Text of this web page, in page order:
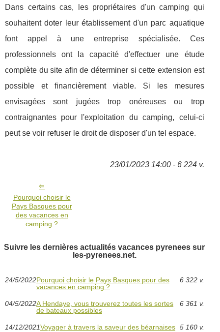
Dans certains cas, les propriétaires d'un camping qui
souhaitent doter leur établissement d'un parc aquatique
font appel à une entreprise spécialisée. Ces
professionnels ont la capacité d'effectuer une étude
complète du site afin de déterminer si cette extension est
possible et financièrement viable. Si les mesures
envisagées sont jugées trop onéreuses ou trop
contraignantes pour l'exploitation du camping, celui-ci
peut se voir refuser le droit de disposer d'un tel espace.
23/01/2023 14:00 - 6 224 v.
Pourquoi choisir le
Pays Basques pour
des vacances en
camping ?
Suivre les dernières actualités vacances pyrenees sur
les-pyrenees.net.
24/5/2022Pourquoi choisir le Pays Basques pour des
vacances en camping ?
6 322 v.
04/5/2022A Hendaye, vous trouverez toutes les sortes
de bateaux possibles
6 361 v.
14/12/2021Voyager à travers la saveur des béarnaises 5 160 v.